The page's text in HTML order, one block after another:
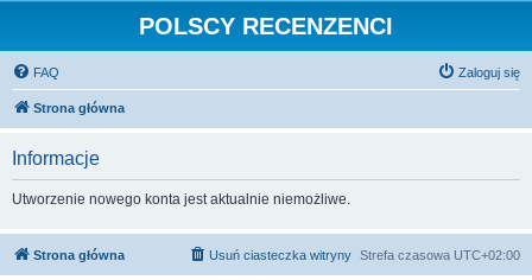
POLSCY RECENZENCI
FAQ Zaloguj się
Strona główna
Informacje
Utworzenie nowego konta jest aktualnie niemożliwe.
Strona główna Strefa czasowa UTC+02:00
Usuń ciasteczka witryny